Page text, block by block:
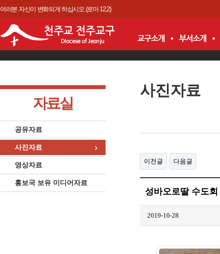
여러분 자신이 변화되게 하십시오.(로마 12,2)
자료실
공유자료
사진자료
영상자료
홍보국 보유 미디어자료
사진자료
이전글 다음글
성바오로딸 수도
2019-10-28